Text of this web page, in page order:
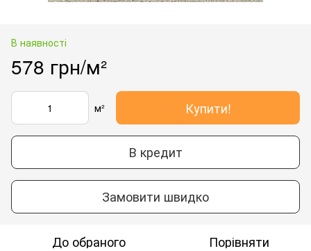
В наявності
578 грн/м²
м² Купити!
В кредит
Замовити швидко
До обраного Порівняти